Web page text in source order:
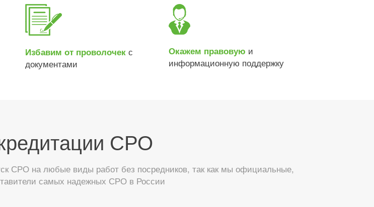
Избавим от проволочекс
документами
Окажем правовую и
информационную поддержку
СРО
СРО на любые виды работ без посредников, так как мы официальные,
самых надежных СРО в России